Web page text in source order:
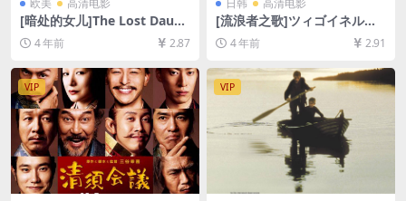
欧美 高清电影
[暗处的女儿]The Lost Daugh
ter (2021)[百度网盘+迅雷云
盘资源1080P超清未删减][MP
4/7GB][中文字幕]
4 年前 2.87
日韩 高清电影
[流浪者之歌]ツィゴイネルワ
イゼン (1980)[百度网盘+迅雷
云盘资源1080P超清未删减]
[MP4/8.9GB][日语中字]
4 年前 2.91
VIP VIP